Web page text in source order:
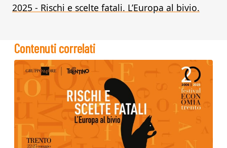
2025 - Rischi e scelte fatali. L’Europa al bivio.
Contenuti correlati